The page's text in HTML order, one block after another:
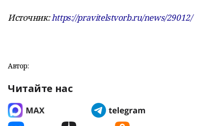
Источник:https://pravitelstvorb.ru/news/29012/
Автор:
Читайте нас